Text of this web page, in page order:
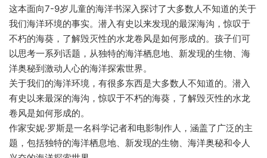
这本面向7-9岁儿童的海洋书深入探讨了大多数人不知道的关于
我们海洋环境的事实。潜入有史以来发现的最深海沟，惊叹于
不朽的海葵，了解毁灭性的水龙卷风是如何形成的。孩子们可
以思考一系列话题，从独特的海洋栖息地、新发现的生物、海
洋奥秘到激动人心的海洋探索世界。
关于我们的海洋环境，有很多东西是大多数人不知道的。潜入
有史以来最深的海沟，惊叹于不朽的海葵，了解毁灭性的水龙
卷风是如何形成的。
作家安妮·罗斯是一名科学记者和电影制作人，涵盖了广泛的主
题，包括独特的海洋栖息地、新发现的生物、海洋奥秘和令人